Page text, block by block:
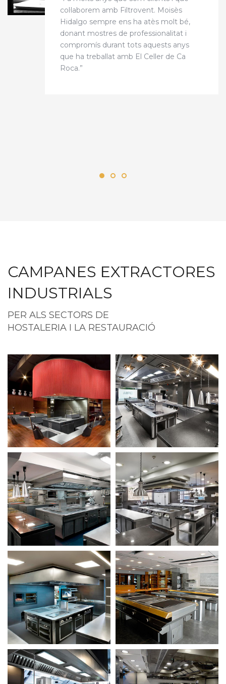
col·laborem amb Filtrovent. Moisès
Hidalgo sempre ens ha atès molt bé,
donant mostres de professionalitat i
compromís durant tots aquests anys
que ha treballat amb El Celler de Ca
Roca.”
CAMPANES EXTRACTORES
INDUSTRIALS
PER ALS SECTORS DE
HOSTALERIA I LA RESTAURACIÓ